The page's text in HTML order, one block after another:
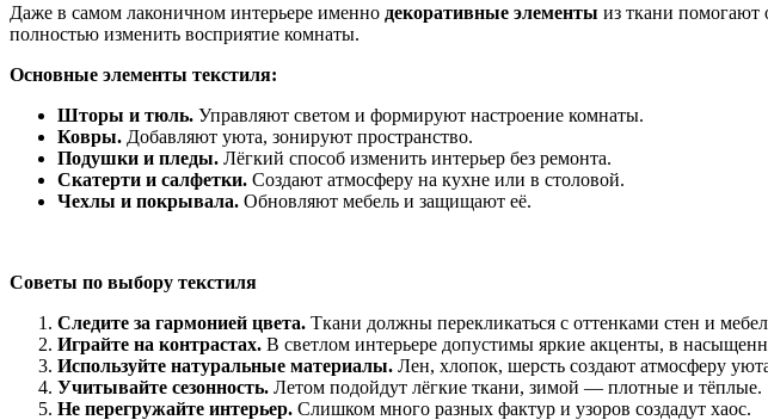
Даже в самом лаконичном интерьере именно декоративные элементы из ткани помогают
полностью изменить восприятие комнаты.
Основные элементы текстиля:
Шторы и тюль. Управляют светом и формируют настроение комнаты.
Ковры. Добавляют уюта, зонируют пространство.
Подушки и пледы. Лёгкий способ изменить интерьер без ремонта.
Скатерти и салфетки. Создают атмосферу на кухне или в столовой.
Чехлы и покрывала. Обновляют мебель и защищают её.
Советы по выбору текстиля
Следите за гармонией цвета. Ткани должны перекликаться с оттенками стен и
Играйте на контрастах. В светлом интерьере допустимы яркие акценты, в
Используйте натуральные материалы. Лен, хлопок, шерсть создают атмосферу
Учитывайте сезонность. Летом подойдут лёгкие ткани, зимой — плотные и тёплые.
Не перегружайте интерьер. Слишком много разных фактур и узоров создадут хаос.